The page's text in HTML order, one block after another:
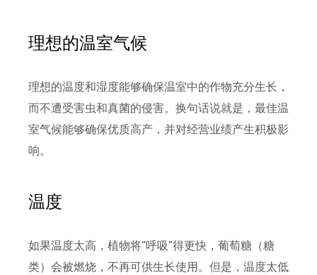
理想的温室气候
理想的温度和湿度能够确保温室中的作物充分生长，
而不遭受害虫和真菌的侵害。换句话说就是，最佳温
室气候能够确保优质高产，并对经营业绩产生积极影
响。
温度
如果温度太高，植物将“呼吸”得更快，葡萄糖（糖
类）会被燃烧，不再可供生长使用。但是，温度太低